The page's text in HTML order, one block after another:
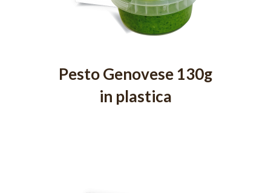
Pesto Genovese 130g
in plastica